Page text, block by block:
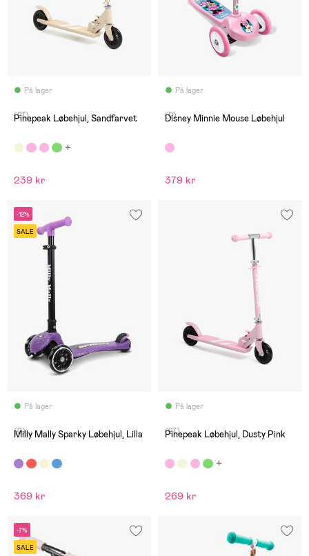
På lager
(27)
Pinepeak Løbehjul, Sandfarvet
239 kr
På lager
(0)
Disney Minnie Mouse Løbehjul
379 kr
-12%
SALE
På lager
(0)
Milly Mally Sparky Løbehjul, Lilla
369 kr
På lager
(27)
Pinepeak Løbehjul, Dusty Pink
269 kr
-7%
SALE